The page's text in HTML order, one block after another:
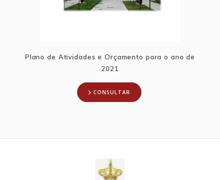
Plano de Atividades e Orçamento para o ano de
2021
CONSULTAR